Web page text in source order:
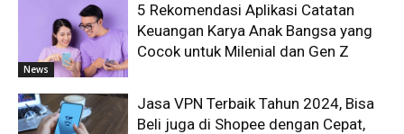
News
5 Rekomendasi Aplikasi Catatan
Keuangan Karya Anak Bangsa yang
Cocok untuk Milenial dan Gen Z
Jasa VPN Terbaik Tahun 2024, Bisa
Beli juga di Shopee dengan Cepat,